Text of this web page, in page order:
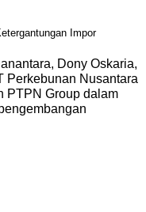
Impor
Dony Oskaria,
Perkebunan Nusantara
PTPN Group dalam